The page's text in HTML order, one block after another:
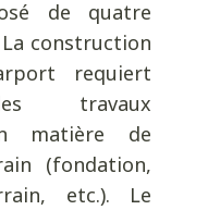
de quatre
construction
requiert
travaux
matière de
(fondation,
etc.). Le